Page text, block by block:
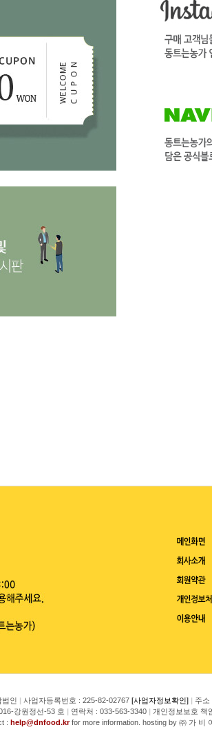
법인 | 사업자등록번호 : 225-82-02767 [사업자정보확인] | 주소
강원정선-53 호 | 연락처 : 033-563-3340 | 개인정보보호 책
: help@dnfood.krfor more information. hosting by ㈜ 가 비